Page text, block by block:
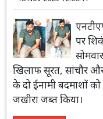
पर
खिलाफ सूरत, सांचौर
के दो ईनामी बदमाशों
जखीरा जब्त किया।